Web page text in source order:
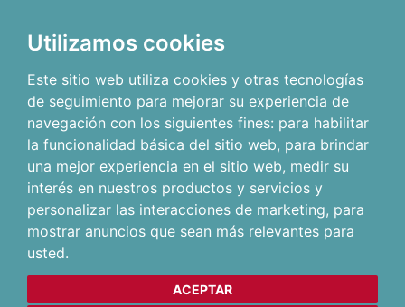
Utilizamos cookies
Este sitio web utiliza cookies y otras tecnologías
de seguimiento para mejorar su experiencia de
navegación con los siguientes fines: para habilitar
la funcionalidad básica del sitio web, para brindar
una mejor experiencia en el sitio web, medir su
interés en nuestros productos y servicios y
personalizar las interacciones de marketing, para
mostrar anuncios que sean más relevantes para
usted.
ACEPTAR